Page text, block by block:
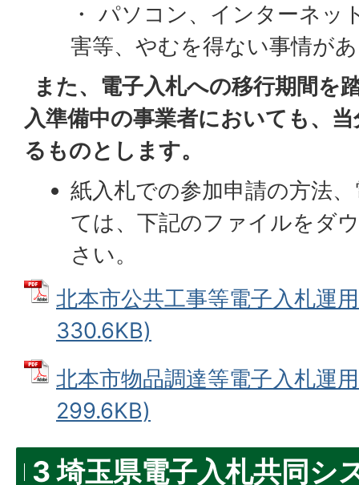
・ パソコン、インターネッ
害等、やむを得ない事情が
また、電子入札への移行期間を
入準備中の事業者においても、
るものとします。
紙入札での参加申請の方法
ては、下記のファイルをダ
さい。
北本市公共工事等電子入札運
330.6KB)
北本市物品調達等電子入札運
299.6KB)
3 埼玉県電子入札共同シ